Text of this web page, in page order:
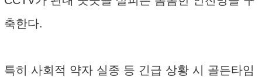
축한다.
특히 사회적 약자 실종 등 긴급 상황 시 골든타임